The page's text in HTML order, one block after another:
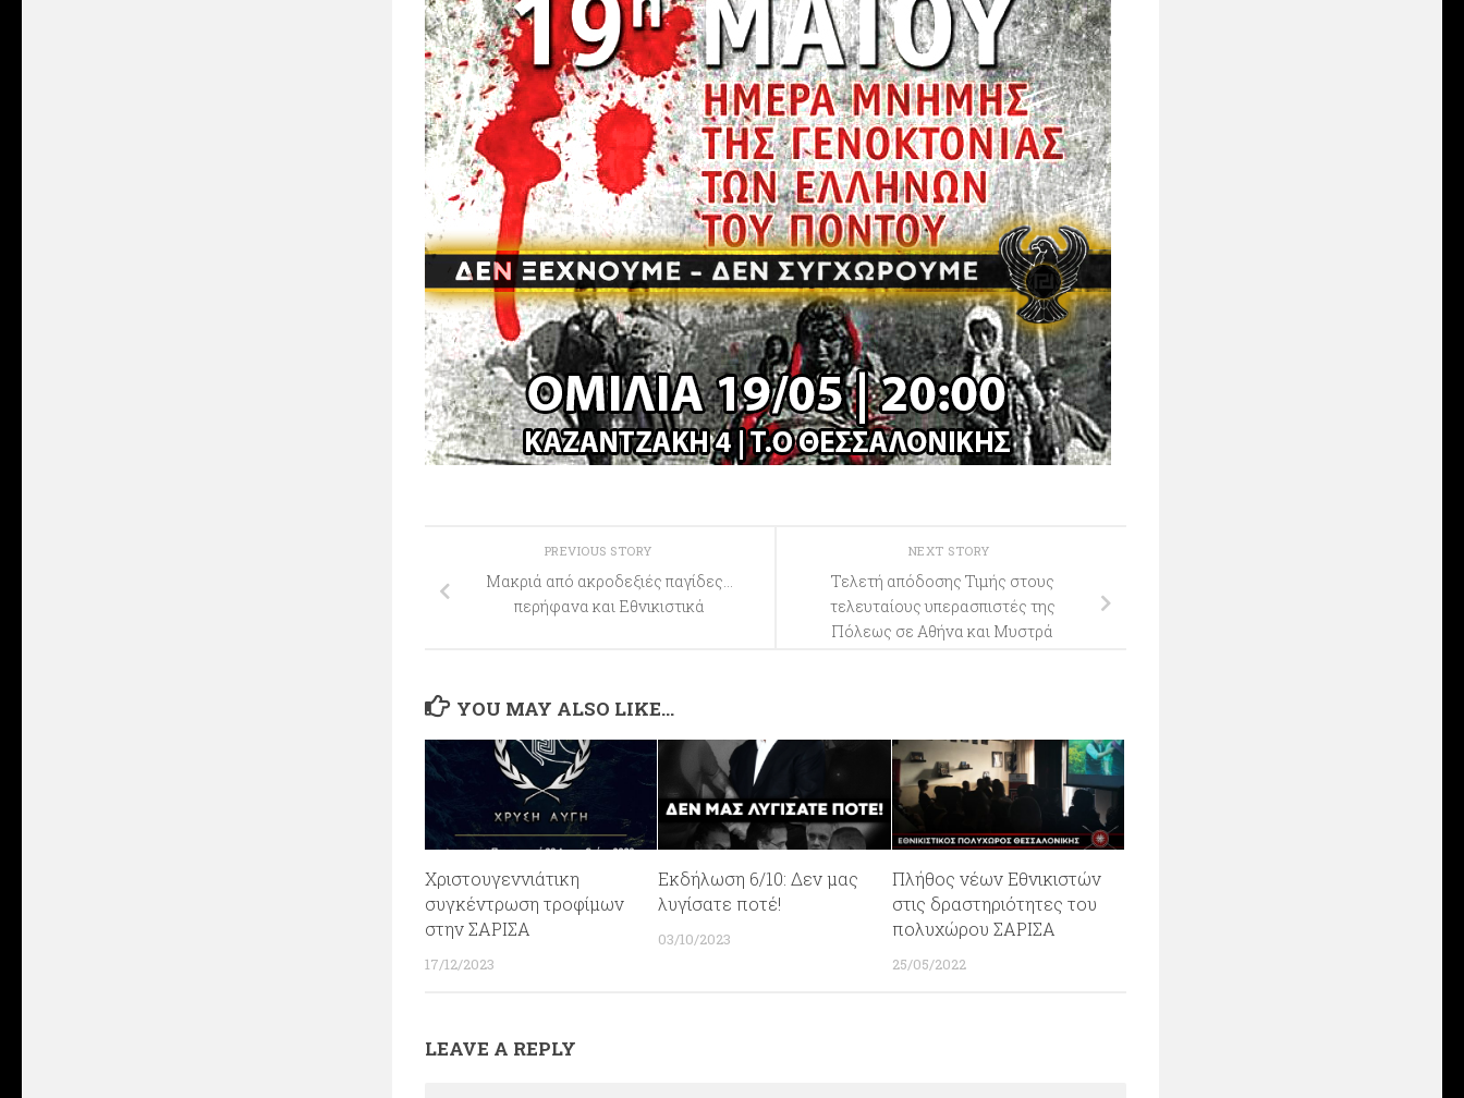
NEXT STORY
Τελετή απόδοσης Τιμής στους
τελευταίους υπερασπιστές της
Πόλεως σε Αθήνα και Μυστρά
PREVIOUS STORY
Μακριά από ακροδεξιές παγίδες…
περήφανα και Εθνικιστικά
YOU MAY ALSO LIKE...
Χριστουγεννιάτικη
συγκέντρωση τροφίμων
στην ΣΑΡΙΣΑ
17/12/2023
Εκδήλωση 6/10: Δεν μας
λυγίσατε ποτέ!
03/10/2023
Πλήθος νέων Εθνικιστών
στις δραστηριότητες του
πολυχώρου ΣΑΡΙΣΑ
25/05/2022
LEAVE A REPLY